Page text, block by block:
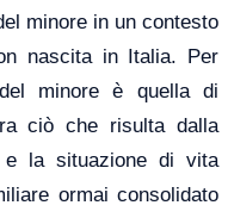
minore in un contesto
nascita in Italia. Per
minore è quella di
ciò che risulta dalla
e la situazione di vita
ormai consolidato